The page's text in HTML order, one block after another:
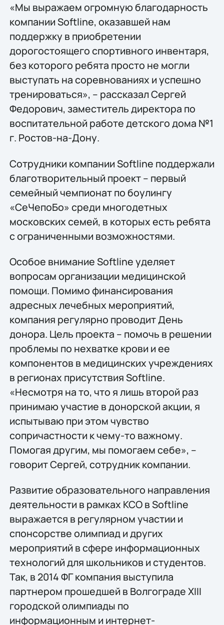
«Мы выражаем огромную благодарность
компании Softline, оказавшей нам
поддержку в приобретении
дорогостоящего спортивного инвентаря,
без которого ребята просто не могли
выступать на соревнованиях и успешно
тренироваться», – рассказал Сергей
Федорович, заместитель директора по
воспитательной работе детского дома №1
г. Ростов-на-Дону.
Сотрудники компании Softline поддержали
благотворительный проект – первый
семейный чемпионат по боулингу
«СеЧепоБо» среди многодетных
московских семей, в которых есть ребята
с ограниченными возможностями.
Особое внимание Softline уделяет
вопросам организации медицинской
помощи. Помимо финансирования
адресных лечебных мероприятий,
компания регулярно проводит День
донора. Цель проекта – помочь в решении
проблемы по нехватке крови и ее
компонентов в медицинских учреждениях
в регионах присутствия Softline.
«Несмотря на то, что я лишь второй раз
принимаю участие в донорской акции, я
испытываю при этом чувство
сопричастности к чему-то важному.
Помогая другим, мы помогаем себе», –
говорит Сергей, сотрудник компании.
Развитие образовательного направления
деятельности в рамках КСО в Softline
выражается в регулярном участии и
спонсорстве олимпиад и других
мероприятий в сфере информационных
технологий для школьников и студентов.
Так, в 2014 ФГ компания выступила
партнером прошедшей в Волгограде XIII
городской олимпиады по
информационным и интернет-